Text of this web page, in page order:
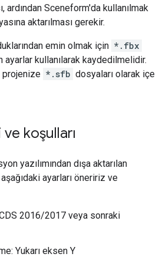
ardından Sceneform'da kullanılmak
aktarılması gerekir.
emin olmak için *.fbx
kullanılarak kaydedilmelidir.
projenize *.sfb dosyaları olarak içe
koşulları
yazılımından dışa aktarılan
ayarları öneririz ve
2016/2017 veya sonraki
Yukarı eksen Y